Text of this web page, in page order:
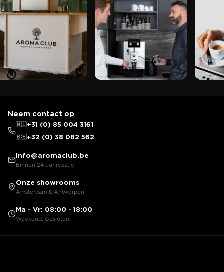
Neem contact op
🇳🇱+31 (0) 85 004 3161
🇧🇪+32 (0) 38 082 562
info@aromaclub.be
Binnen 24 uur reactie
Onze showrooms
Amsterdam & Antwerpen
Ma - Vr: 08:00 - 18:00
Weekend: Gesloten